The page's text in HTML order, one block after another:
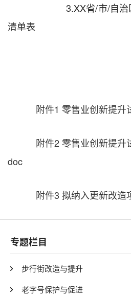
3.XX省/市/自
清单表
附件1 零售业创新提
附件2 零售业创新提升
doc
附件3 拟纳入更新改造
专题栏目
步行街改造与提升
老字号保护与促进